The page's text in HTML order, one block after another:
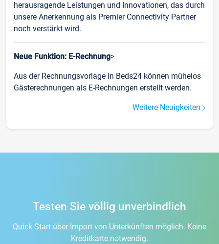
herausragende Leistungen und Innovationen, das durch
unsere Anerkennung als Premier Connectivity Partner
noch verstärkt wird.
Neue Funktion: E-Rechnung>
Aus der Rechnungsvorlage in Beds24 können mühelos
Gästerechnungen als E-Rechnungen erstellt werden.
Weitere Neuigkeiten
Testen Sie völlig unverbindlich
Quick Start über Import von Unterkünften möglich. Keine
Kreditkarte notwendig.